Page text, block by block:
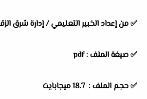
✅من إعداد الخبير التعليمي / إدارة شرق
✅ صيغة الملف : pdf
✅ حجم الملف : 18.7 ميجابايت